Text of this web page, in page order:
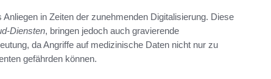
Anliegen in Zeiten der zunehmenden Digitalisierung. Diese
Diensten, bringen jedoch auch gravierende
da Angriffe auf medizinische Daten nicht nur zu
gefährden können.